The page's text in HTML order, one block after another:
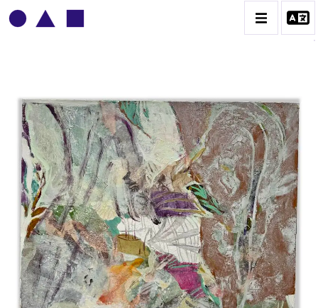
PATRICK BAILLET
BIOGRAPHIE
CATALOGUE DES OEUVRES
CONTACT